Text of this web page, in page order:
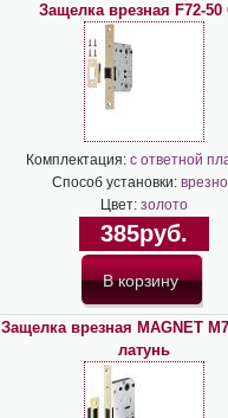
Защелка врезная F72-50
Комплектация: с ответной
Способ установки:
Цвет: золото
385руб.
Защелка врезная MAGNET
латунь